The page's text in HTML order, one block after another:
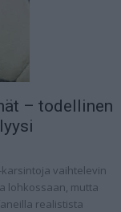
– todellinen
karsintoja vaihtelevin
lohkossaan, mutta
realistista